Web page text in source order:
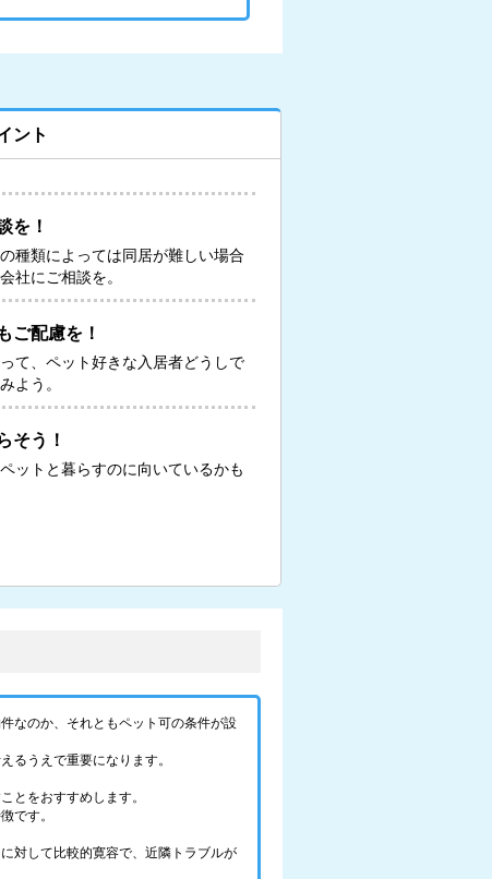
ント
を！
種類によっては同居が難しい場合
社にご相談を。
ご配慮を！
て、ペット好きな入居者どうしで
よう。
そう！
ットと暮らすのに向いているかも
なのか、それともペット可の条件が設
るうえで重要になります。
とをおすすめします。
です。
対して比較的寛容で、近隣トラブルが